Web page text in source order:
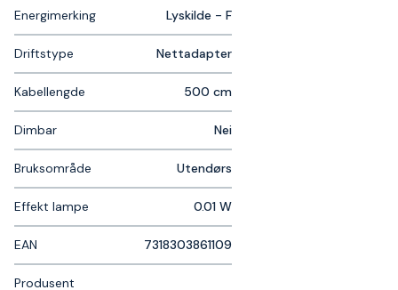
Energimerking Lyskilde - F
Driftstype Nettadapter
Kabellengde 500 cm
Dimbar Nei
Bruksområde Utendørs
Effekt lampe 0.01 W
EAN 7318303861109
Produsent